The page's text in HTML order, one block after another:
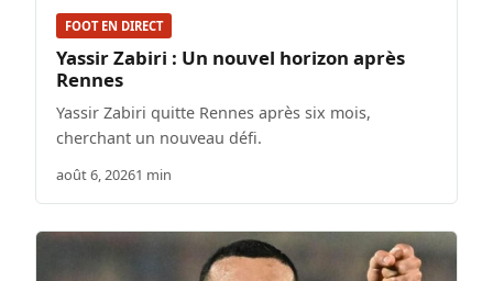
FOOT EN DIRECT
Yassir Zabiri : Un nouvel horizon après
Rennes
Yassir Zabiri quitte Rennes après six mois,
cherchant un nouveau défi.
août 6, 20261 min